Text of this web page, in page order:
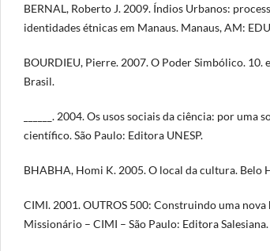
BERNAL, Roberto J. 2009. Índios Urbanos:
identidades étnicas em Manaus. Manaus, AM:
BOURDIEU, Pierre. 2007. O Poder Simbólico. 10.
Brasil.
______. 2004. Os usos sociais da ciência: por
científico. São Paulo: Editora UNESP.
BHABHA, Homi K. 2005. O local da cultura. Belo
CIMI. 2001. OUTROS 500: Construindo uma
Missionário – CIMI – São Paulo: Editora Salesiana.